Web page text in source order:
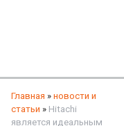
Главная » новости и
статьи » Hitachi
является идеальным